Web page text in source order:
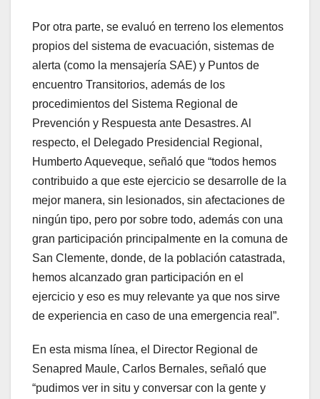
Por otra parte, se evaluó en terreno los elementos
propios del sistema de evacuación, sistemas de
alerta (como la mensajería SAE) y Puntos de
encuentro Transitorios, además de los
procedimientos del Sistema Regional de
Prevención y Respuesta ante Desastres. Al
respecto, el Delegado Presidencial Regional,
Humberto Aqueveque, señaló que “todos hemos
contribuido a que este ejercicio se desarrolle de la
mejor manera, sin lesionados, sin afectaciones de
ningún tipo, pero por sobre todo, además con una
gran participación principalmente en la comuna de
San Clemente, donde, de la población catastrada,
hemos alcanzado gran participación en el
ejercicio y eso es muy relevante ya que nos sirve
de experiencia en caso de una emergencia real”.
En esta misma línea, el Director Regional de
Senapred Maule, Carlos Bernales, señaló que
“pudimos ver in situ y conversar con la gente y